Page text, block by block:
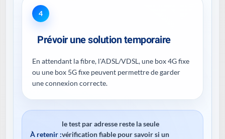
4
Prévoir une solution temporaire
En attendant la fibre, l'ADSL/VDSL, une box 4G fixe
ou une box 5G fixe peuvent permettre de garder
une connexion correcte.
À retenir :
le test par adresse reste la seule
vérification fiable pour savoir si un